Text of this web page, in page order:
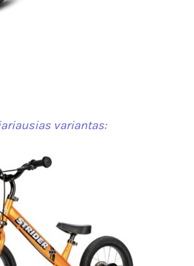
variantas: